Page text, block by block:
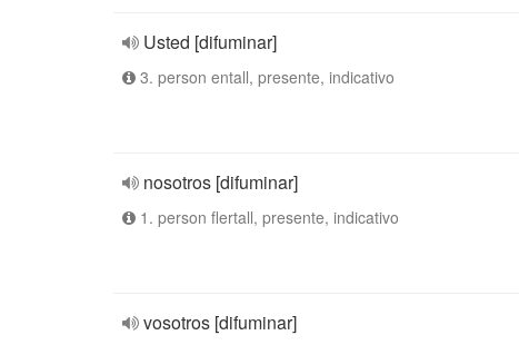
Usted [difuminar]
3. person entall, presente, indicativo
nosotros [difuminar]
1. person flertall, presente, indicativo
vosotros [difuminar]